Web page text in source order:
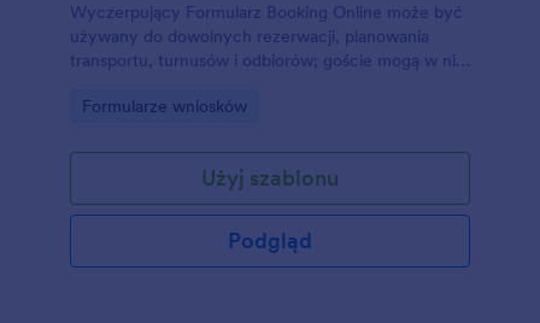
Wyczerpujący Formularz Booking Online może być
używany do dowolnych rezerwacji, planowania
transportu, turnusów i odbiorów; goście mogą w nim
informacje kontaktowe. Stwórz własny formularz na
widgety. Dodaj swoje logo, obrazy, czcionki, kolory i
wstaw formularz na stronę firmy lub używaj go
bezpośrednio, by uprościć proces bookowania usług
Go to Category:
Formularze wniosków
Użyj szablonu
Podgląd